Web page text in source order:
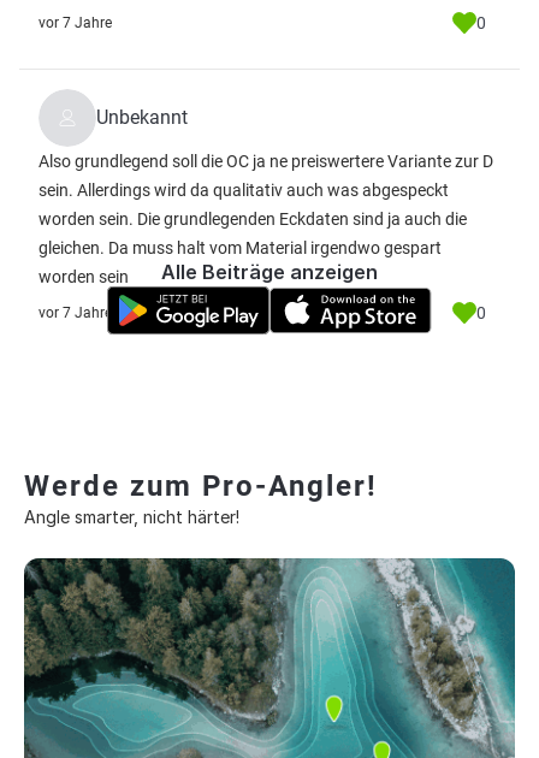
vor 7 Jahre 0
Unbekannt
Also grundlegend soll die OC ja ne preiswertere Variante zur D
sein. Allerdings wird da qualitativ auch was abgespeckt
worden sein. Die grundlegenden Eckdaten sind ja auch die
gleichen. Da muss halt vom Material irgendwo gespart
worden sein
vor 7 Jahre 0
Alle Beiträge anzeigen
Werde zum Pro-Angler!
Angle smarter, nicht härter!